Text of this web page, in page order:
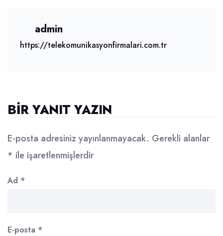
admin
https://telekomunikasyonfirmalari.com.tr
BIR YANIT YAZIN
E-posta adresiniz yayınlanmayacak. Gerekli alanlar
* ile işaretlenmişlerdir
Ad *
E-posta *